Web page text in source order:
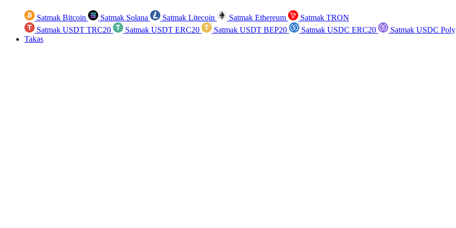
Satmak Bitcoin Satmak Solana Satmak Litecoin Satmak Ethereum
Satmak TRON
Satmak USDT TRC20
Satmak USDT ERC20 Satmak USDT BEP20 Satmak USDC ERC20
Satmak USDC
Takas